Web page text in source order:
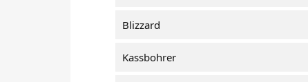
Blizzard
Kassbohrer